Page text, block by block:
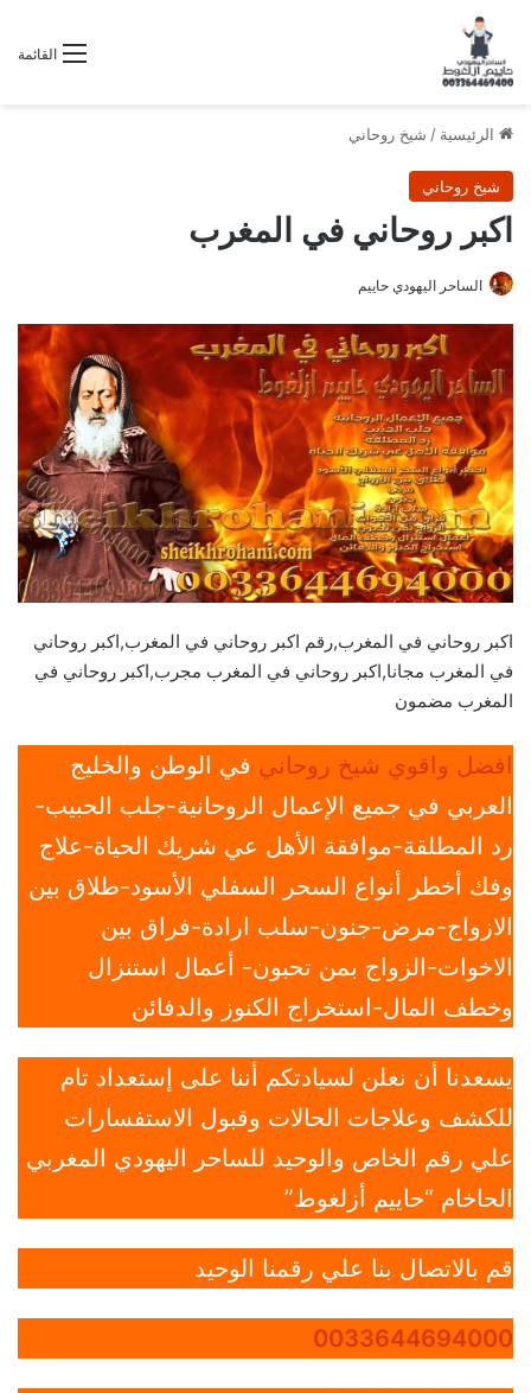
القائمة
الرئيسية / شيخ روحاني
شيخ روحاني
اكبر روحاني في المغرب
الساحر اليهودي حاييم
اكبر روحاني في المغرب,رقم اكبر روحاني في المغرب,اكبر روحاني
في المغرب مجانا,اكبر روحاني في المغرب مجرب,اكبر روحاني في
المغرب مضمون
افضل واقوي شيخ روحاني في الوطن والخليج
العربي في جميع الإعمال الروحانية-جلب الحبيب-
رد المطلقة-موافقة الأهل عي شريك الحياة-علاج
وفك أخطر أنواع السحر السفلي الأسود-طلاق بين
الازواج-مرض-جنون-سلب ارادة-فراق بين
الاخوات-الزواج بمن تحبون- أعمال استنزال
وخطف المال-استخراج الكنوز والدفائن
يسعدنا أن نعلن لسيادتكم أننا على إستعداد تام
للكشف وعلاجات الحالات وقبول الاستفسارات
علي رقم الخاص والوحيد للساحر اليهودي المغربي
الحاخام “حاييم أزلغوط”
قم بالاتصال بنا علي رقمنا الوحيد
0033644694000